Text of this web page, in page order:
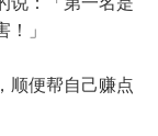
」
顺便帮自己赚点